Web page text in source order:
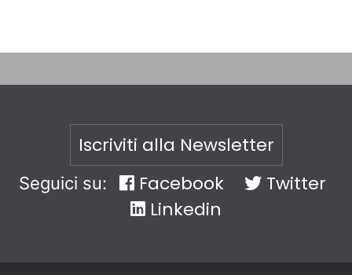
Iscriviti alla Newsletter
Seguici su: Facebook
Twitter
Linkedin